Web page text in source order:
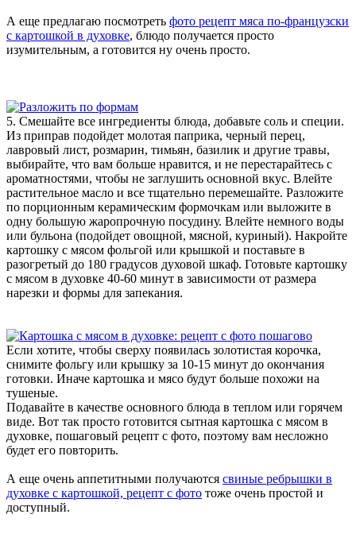
А еще предлагаю посмотреть фото рецепт мяса по-французски
с картошкой в духовке, блюдо получается просто
изумительным, а готовится ну очень просто.
5. Смешайте все ингредиенты блюда, добавьте соль и специи.
Из приправ подойдет молотая паприка, черный перец,
лавровый лист, розмарин, тимьян, базилик и другие травы,
выбирайте, что вам больше нравится, и не перестарайтесь с
ароматностями, чтобы не заглушить основной вкус. Влейте
растительное масло и все тщательно перемешайте. Разложите
по порционным керамическим формочкам или выложите в
одну большую жаропрочную посудину. Влейте немного воды
или бульона (подойдет овощной, мясной, куриный). Накройте
картошку с мясом фольгой или крышкой и поставьте в
разогретый до 180 градусов духовой шкаф. Готовьте картошку
с мясом в духовке 40-60 минут в зависимости от размера
нарезки и формы для запекания.
Если хотите, чтобы сверху появилась золотистая корочка,
снимите фольгу или крышку за 10-15 минут до окончания
готовки. Иначе картошка и мясо будут больше похожи на
тушеные.
Подавайте в качестве основного блюда в теплом или горячем
виде. Вот так просто готовится сытная картошка с мясом в
духовке, пошаговый рецепт с фото, поэтому вам несложно
будет его повторить.
А еще очень аппетитными получаются свиные ребрышки в
духовке с картошкой, рецепт с фото тоже очень простой и
доступный.